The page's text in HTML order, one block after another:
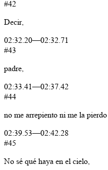
#42
Decir,
02:32.20—02:32.71
#43
padre,
02:33.41—02:37.42
#44
no me arrepiento ni me la pierdo
02:39.53—02:42.28
#45
No sé qué haya en el cielo,